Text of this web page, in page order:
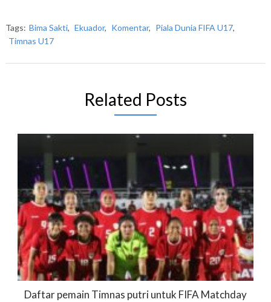
Tags: Bima Sakti, Ekuador, Komentar, Piala Dunia FIFA U17,
Timnas U17
Related Posts
Daftar pemain Timnas putri untuk FIFA Matchday